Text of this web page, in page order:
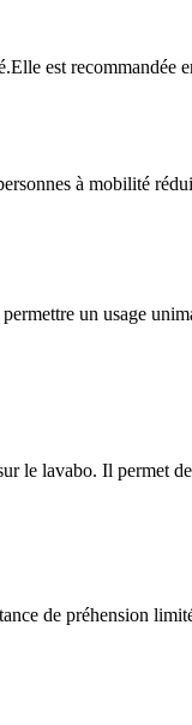
est recommandée
à mobilité
un usage
le lavabo. Il permet
de préhension